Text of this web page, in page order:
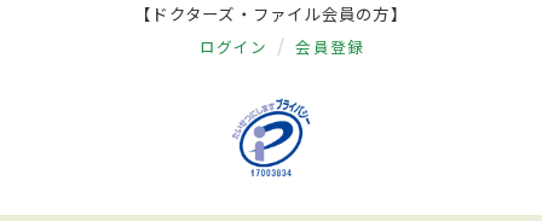
【ドクターズ・ファイル会員の方】
ログイン 会員登録